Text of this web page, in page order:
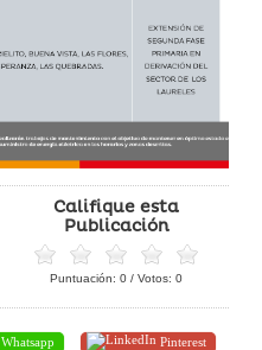
Califique esta
Publicación
Puntuación: 0 / Votos: 0
Whatsapp Pinterest